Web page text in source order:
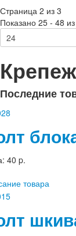
Страница 2 из 3
Показано 25 - 48
Крепеж
Последние
40 p.
товара